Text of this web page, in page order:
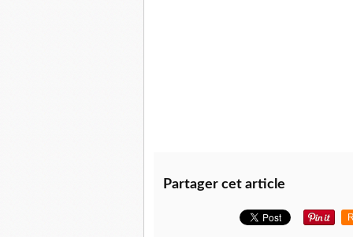
Partager cet article